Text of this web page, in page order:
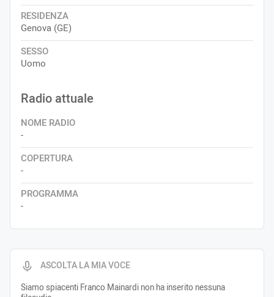
ASCOLTA LA MIA VOCE
Siamo spiacenti Franco Mainardi non ha inserito nessuna
RESIDENZA
Genova (GE)
SESSO
Uomo
Radio attuale
NOME RADIO
-
COPERTURA
-
PROGRAMMA
-